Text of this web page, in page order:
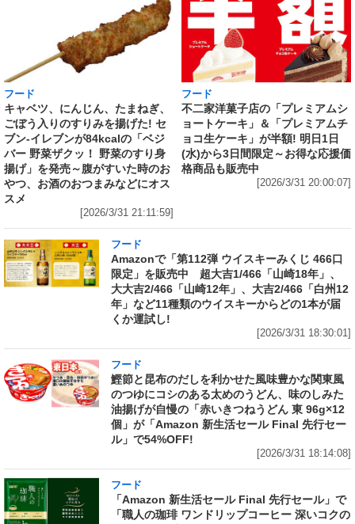
フード
キャベツ、にんじん、たまねぎ、
ごぼう入りのすりみを揚げた! セ
ブン‐イレブンが84kcalの「ベジ
バー 野菜ザクッ！ 野菜のすり身
揚げ」を発売～腹がすいた時のお
やつ、お酒のおつまみなどにオス
スメ
[2026/3/31 21:11:59]
フード
不二家洋菓子店の「プレミアムシ
ョートケーキ」＆「プレミアムチ
ョコ生ケーキ」が半額! 明日1日
(水)から3日間限定～お得な応援価
格商品も販売中
[2026/3/31 20:00:07]
フード
Amazonで「第112弾 ウイスキーみくじ 466口
限定」を販売中 超大吉1/466「山崎18年」、
大大吉2/466「山崎12年」、大吉2/466「白州12
年」など11種類のウイスキーからどの1本が届
くか運試し!
[2026/3/31 18:30:01]
フード
鰹節と昆布のだしを利かせた風味豊かな関東風
のつゆにコシのある太めのうどん、味のしみた
油揚げが自慢の「赤いきつねうどん 東 96g×12
個」が「Amazon 新生活セール Final 先行セー
ル」で54%OFF!
[2026/3/31 18:14:08]
フード
「Amazon 新生活セール Final 先行セール」で
「職人の珈琲 ワンドリップコーヒー 深いコクの